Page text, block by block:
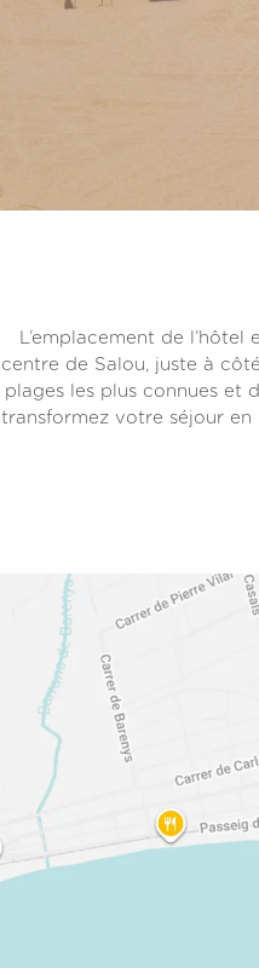
L’emplacement de
centre de Salou, juste à
plages les plus connues et
transformez votre séjour